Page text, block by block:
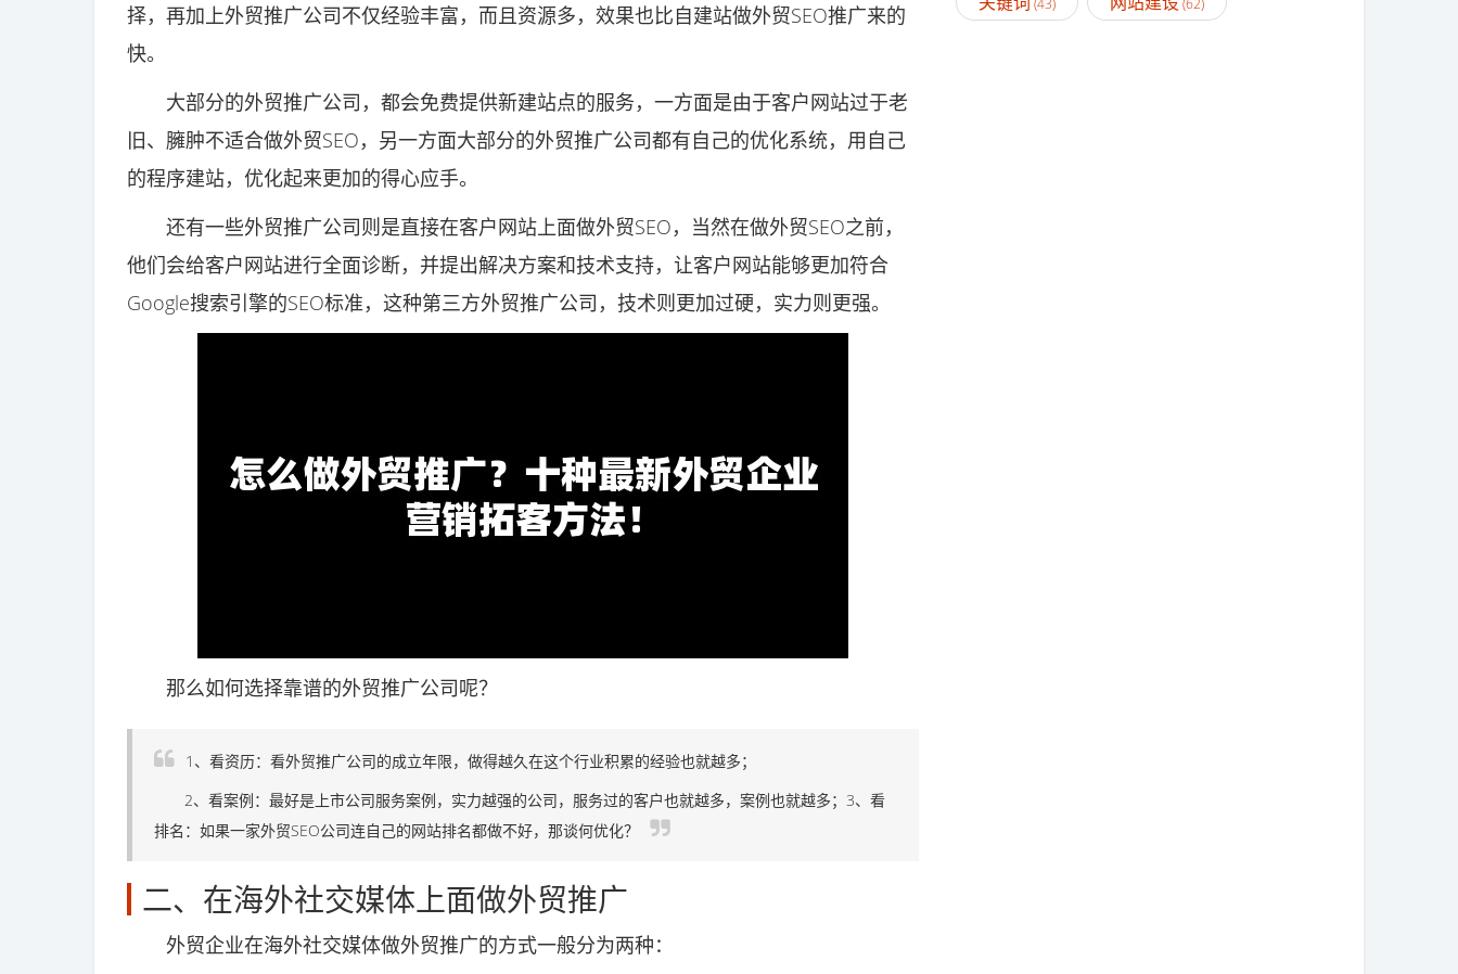
择，再加上外贸推广公司不仅经验丰富，而且资源多，效果也比自建站做外贸SEO推广来的
快。
大部分的外贸推广公司，都会免费提供新建站点的服务，一方面是由于客户网站过于老
旧、臃肿不适合做外贸SEO，另一方面大部分的外贸推广公司都有自己的优化系统，用自己
的程序建站，优化起来更加的得心应手。
还有一些外贸推广公司则是直接在客户网站上面做外贸SEO，当然在做外贸SEO之前，
他们会给客户网站进行全面诊断，并提出解决方案和技术支持，让客户网站能够更加符合
Google搜索引擎的SEO标准，这种第三方外贸推广公司，技术则更加过硬，实力则更强。
那么如何选择靠谱的外贸推广公司呢？
1、看资历：看外贸推广公司的成立年限，做得越久在这个行业积累的经验也就越多；
2、看案例：最好是上市公司服务案例，实力越强的公司，服务过的客户也就越多，案例也就越多；3、看
排名：如果一家外贸SEO公司连自己的网站排名都做不好，那谈何优化？
二、在海外社交媒体上面做外贸推广
外贸企业在海外社交媒体做外贸推广的方式一般分为两种：
(43) (62)